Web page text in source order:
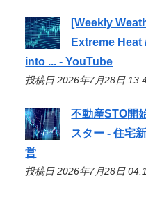
[Weekly
Extreme
into ... - YouTube
投稿日 2026年7月28日
不動産STO開
スター - 住宅
営
投稿日 2026年7月28日